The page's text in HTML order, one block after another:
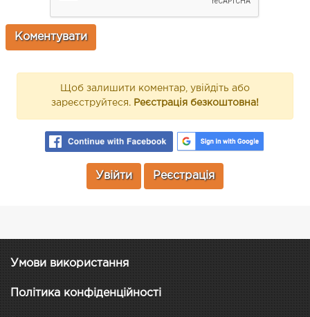
Щоб залишити коментар, увійдіть або
зареєструйтеся. Реєстрація безкоштовна!
Увійти Реєстрація
Умови використання
Політика конфіденційності